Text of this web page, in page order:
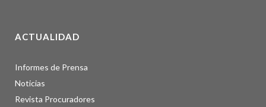
ACTUALIDAD
Informes de Prensa
Noticias
Revista Procuradores